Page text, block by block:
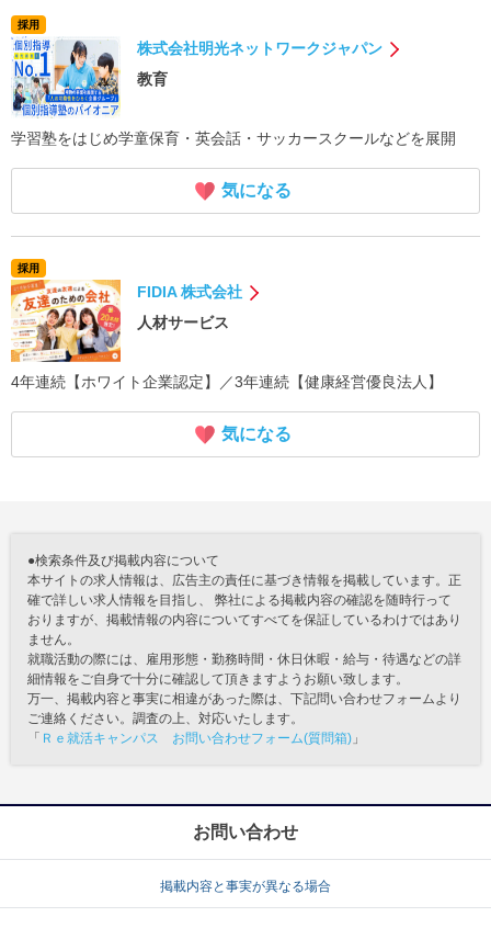
採用
株式会社明光ネットワークジャパン
教育
学習塾をはじめ学童保育・英会話・サッカースクールなどを展開
気になる
採用
FIDIA 株式会社
人材サービス
4年連続【ホワイト企業認定】／3年連続【健康経営優良法人】
気になる
●検索条件及び掲載内容について
本サイトの求人情報は、広告主の責任に基づき情報を掲載しています。正
確で詳しい求人情報を目指し、 弊社による掲載内容の確認を随時行って
おりますが、掲載情報の内容についてすべてを保証しているわけではあり
ません。
就職活動の際には、雇用形態・勤務時間・休日休暇・給与・待遇などの詳
細情報をご自身で十分に確認して頂きますようお願い致します。
万一、掲載内容と事実に相違があった際は、下記問い合わせフォームより
ご連絡ください。調査の上、対応いたします。
「 Ｒｅ就活キャンパス お問い合わせフォーム(質問箱) 」
お問い合わせ
掲載内容と事実が異なる場合